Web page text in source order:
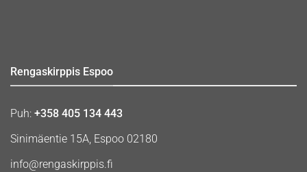
Rengaskirppis Espoo
Puh: +358 405 134 443
Sinimäentie 15A, Espoo 02180
info@rengaskirppis.fi